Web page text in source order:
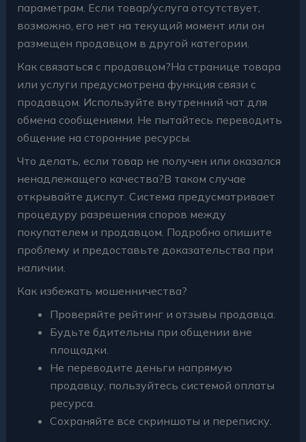
параметрам. Если товар/услуга отсутствует,
возможно, его нет на текущий момент или он
размещен продавцом в другой категории.
Как связаться с продавцом?На странице товара
или услуги предусмотрена функция связи с
продавцом. Используйте внутренний чат для
обмена сообщениями. Не пытайтесь переводить
общение на сторонние ресурсы.
Что делать, если товар не получен или оказался
ненадлежащего качества?В таком случае
открывайте диспут. Система предусматривает
процедуру разрешения споров между
покупателем и продавцом. Подробно опишите
проблему и предоставьте доказательства при
наличии.
Как избежать мошенничества?
Проверяйте рейтинг и отзывы продавца.
Будьте бдительны при общении вне
площадки.
Не переводите деньги напрямую
продавцу, пользуйтесь системой оплаты
ресурса.
Сохраняйте все скриншоты и переписку.